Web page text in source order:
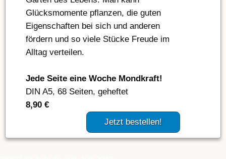
Glücksmomente pflanzen, die guten
Eigenschaften bei sich und anderen
fördern und so viele Stücke Freude im
Alltag verteilen.
Jede Seite eine Woche Mondkraft!
DIN A5, 68 Seiten, geheftet
8,90 €
Jetzt bestellen!